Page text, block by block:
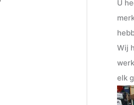
U
Wij
elk